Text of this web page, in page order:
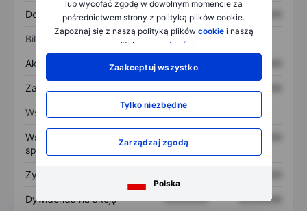
lub wycofać zgodę w dowolnym momencie za
pośrednictwem strony z polityką plików cookie.
Zapoznaj się z naszą polityką plików cookiei naszą
polityką
prywatności
Zaakceptuj wszystko
Tylko niezbędne
Zarządzaj zgodą
Polska
Dochód netto XXXXXXX XXXXXXX
Bilans
Aktywa ogółem XXXXXXX
Zadłużenie ogółem
Wskaźniki
Współczynnik cena do
sprzedaży
XXXXXXX
Zysk na akcję
Dywidenda na akcję XXXXXXX XXXXXXX